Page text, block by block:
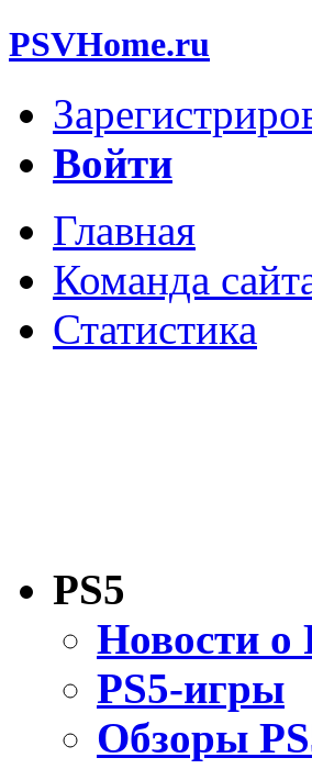
PSVHome.ru
Войти
Главная
Команда
Статистика
PS5
Новости о
PS5-игры
Обзоры